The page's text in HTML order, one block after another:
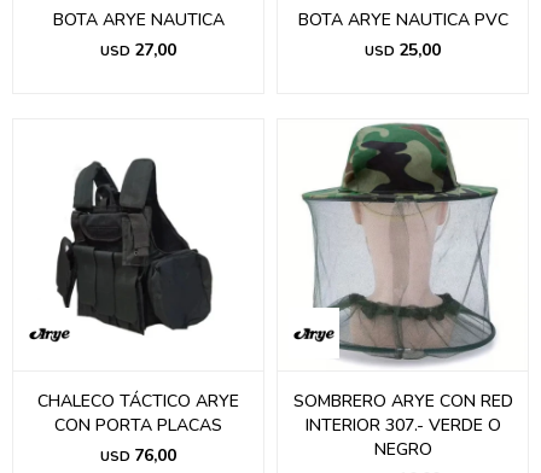
BOTA ARYE NAUTICA
USD 27,00
BOTA ARYE NAUTICA PVC
USD 25,00
CHALECO TÁCTICO ARYE
CON PORTA PLACAS
USD 76,00
SOMBRERO ARYE CON RED
INTERIOR 307.- VERDE O
NEGRO